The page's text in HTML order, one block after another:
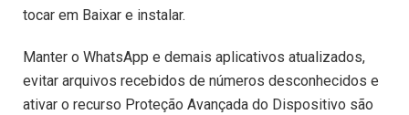
tocar em Baixar e instalar.
Manter o WhatsApp e demais aplicativos atualizados,
evitar arquivos recebidos de números desconhecidos e
ativar o recurso Proteção Avançada do Dispositivo são